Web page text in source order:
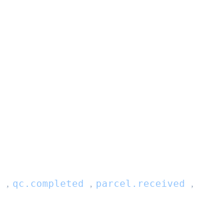
,
parcel.received
,
qc.completed
,